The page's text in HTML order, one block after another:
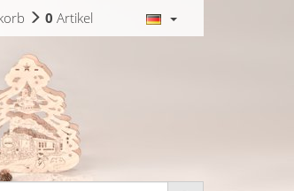
0 Artikel